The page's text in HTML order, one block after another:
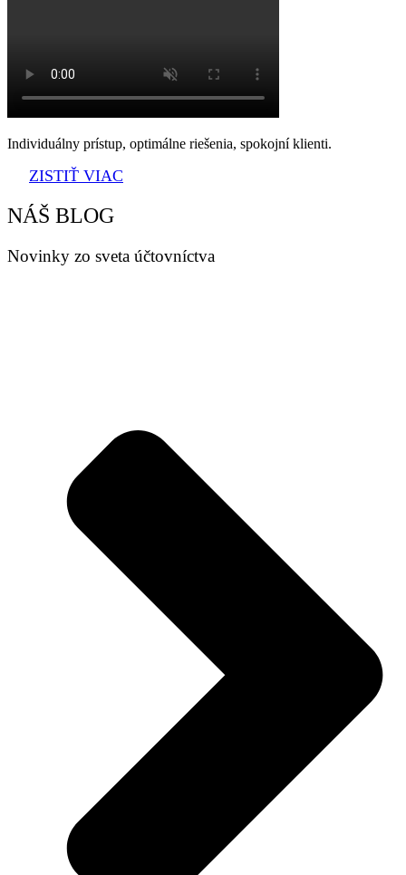
Individuálny prístup, optimálne riešenia, spokojní klienti.
ZISTIŤ VIAC
NÁŠ BLOG
Novinky zo sveta účtovníctva